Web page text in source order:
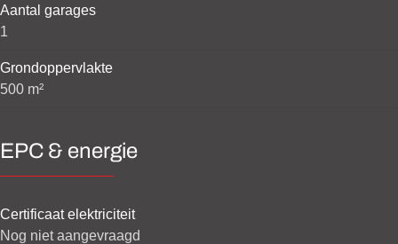
Aantal garages
1
Grondoppervlakte
500 m²
EPC & energie
Certificaat elektriciteit
Nog niet aangevraagd